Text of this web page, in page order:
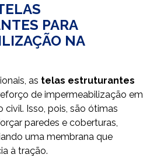
PARA
NA
as telas estruturantes
de impermeabilização em
Isso, pois, são ótimas
paredes e coberturas,
uma membrana que
à tração.